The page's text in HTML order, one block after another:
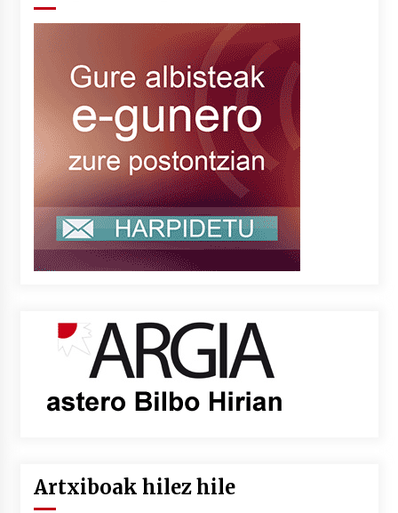
Artxiboak hilez hile